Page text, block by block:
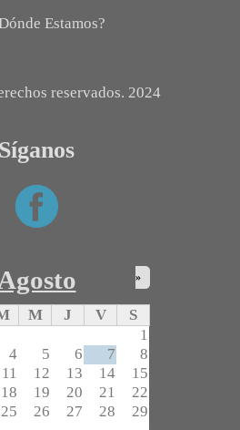
Estamos?
reservados. 2024
Síganos
»
M J V
S
1
4 5 6 7
8
11 12 13 14
15
18 19 20 21
22
25 26 27 28
29